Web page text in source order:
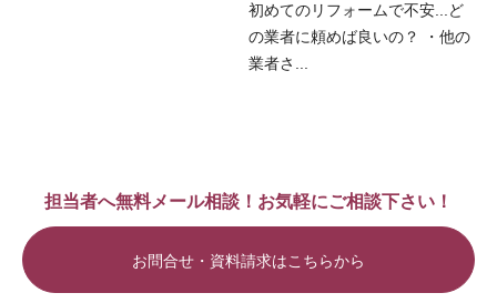
初めてのリフォームで不安...ど
の業者に頼めば良いの？ ・他の
業者さ...
担当者へ無料メール相談！お気軽にご相談下さい！
お問合せ・資料請求はこちらから